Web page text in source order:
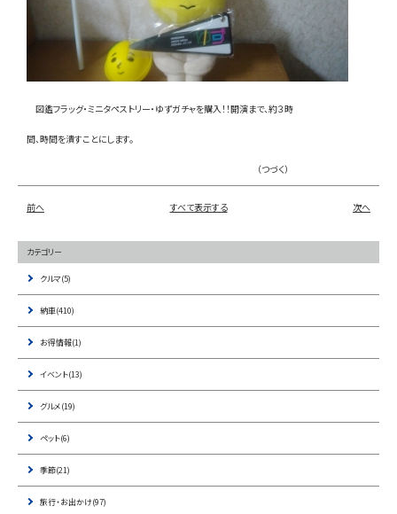
図鑑フラッグ・ミニタペストリー・ゆずガチャを購入！！開演まで、約３時
間、時間を潰すことにします。
（つづく）
前へ すべて表示する 次へ
カテゴリー
クルマ(5)
納車(410)
お得情報(1)
イベント(13)
グルメ(19)
ペット(6)
季節(21)
旅行・お出かけ(97)